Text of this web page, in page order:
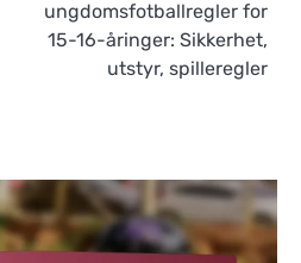
ungdomsfotballregler for
15-16-åringer: Sikkerhet,
utstyr, spilleregler